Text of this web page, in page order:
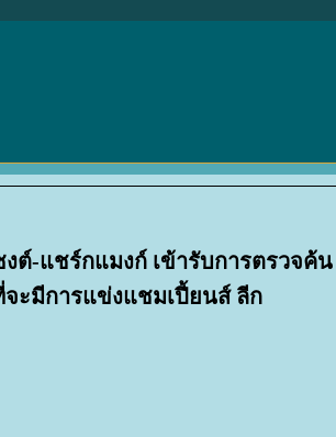
ต์-แชร์กแมงก์ เข้ารับการตรวจค้น
ะมีการแข่งแชมเปี้ยนส์ ลีก